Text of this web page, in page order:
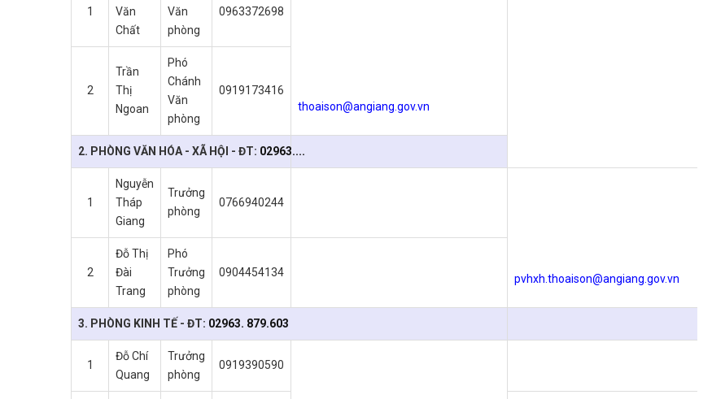
1
Văn
Chất
Văn
phòng
0963372698
thoaison@angiang.gov.vn
2
Trần
Thị
Ngoan
Phó
Chánh
Văn
phòng
0919173416
2. PHÒNG VĂN HÓA - XÃ HỘI - ĐT: 02963....
1
Nguyễn
Tháp
Giang
Trưởng
phòng
0766940244
pvhxh.thoaison@angiang.gov.vn
2
Đỗ Thị
Đài
Trang
Phó
Trưởng
phòng
0904454134
3. PHÒNG KINH TẾ - ĐT: 02963. 879.603
1
Đỗ Chí
Quang
Trưởng
phòng
0919390590